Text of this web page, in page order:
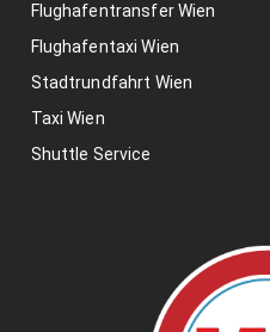
Flughafentransfer Wien
Flughafentaxi Wien
Stadtrundfahrt Wien
Taxi Wien
Shuttle Service